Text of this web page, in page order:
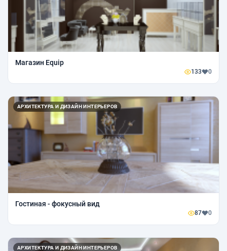
Магазин Equip
133 0
АРХИТЕКТУРА И ДИЗАЙН ИНТЕРЬЕРОВ
Гостиная - фокусный вид
87 0
АРХИТЕКТУРА И ДИЗАЙН ИНТЕРЬЕРОВ